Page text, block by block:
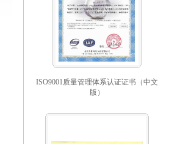
ISO9001质量管理体系认证证书（中文
版）